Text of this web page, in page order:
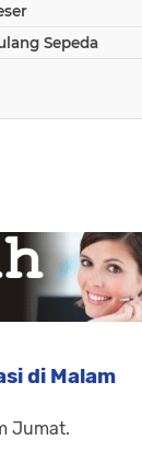
Sepeda
di Malam
Jumat.